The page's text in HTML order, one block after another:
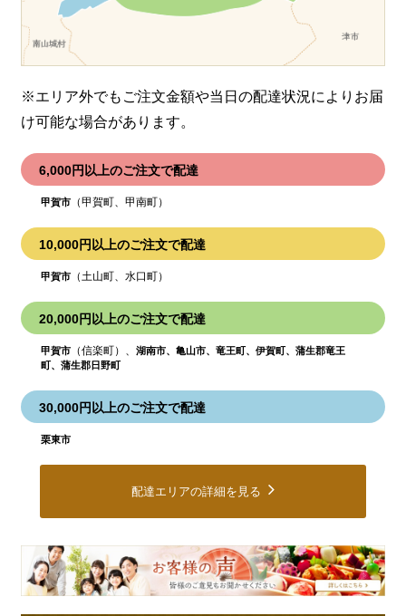
※エリア外でもご注文金額や当日の配達状況により お届
け可能な場合があります。
6,000円以上のご注文で配達
甲賀市 （甲賀町、甲南町）
10,000円以上のご注文で配達
甲賀市 （土山町、水口町）
20,000円以上のご注文で配達
甲賀市 （信楽町）、湖南市、亀山市、竜王町、伊賀町、蒲生郡竜王
町、蒲生郡日野町
30,000円以上のご注文で配達
栗東市
配達エリアの詳細を見る
皆
様
の